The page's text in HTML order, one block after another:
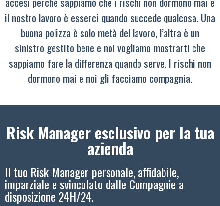
il nostro lavoro è esserci quando succede qualcosa. Una
buona polizza è solo metà del lavoro, l’altra è un
sinistro gestito bene e noi vogliamo mostrarti che
sappiamo fare la differenza quando serve. I rischi non
dormono mai e noi gli facciamo compagnia.
Risk Manager esclusivo per la tua
azienda
Il tuo Risk Manager personale, affidabile,
imparziale e svincolato dalle Compagnie a
disposizione 24H/24.